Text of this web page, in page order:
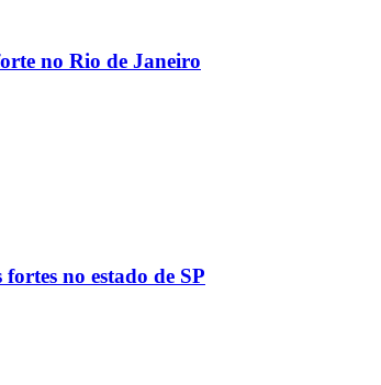
no Rio de Janeiro
no estado de SP